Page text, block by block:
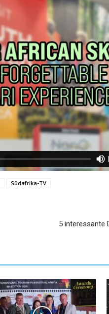
Südafrika-TV
5 interessante